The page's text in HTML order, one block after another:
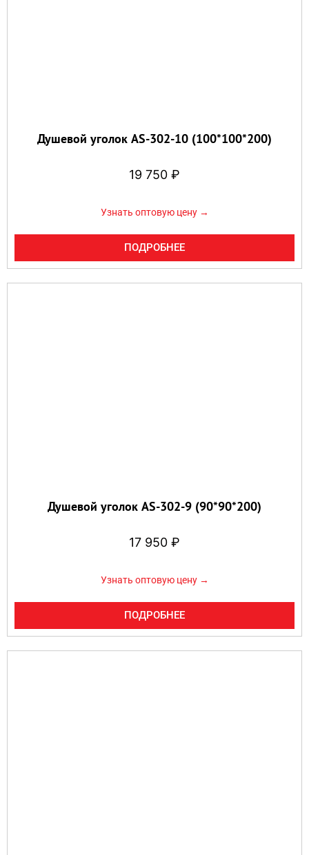
Душевой уголок AS-302-10 (100*100*200)
19 750 ₽
Узнать оптовую цену →
ПОДРОБНЕЕ
Душевой уголок AS-302-9 (90*90*200)
17 950 ₽
Узнать оптовую цену →
ПОДРОБНЕЕ